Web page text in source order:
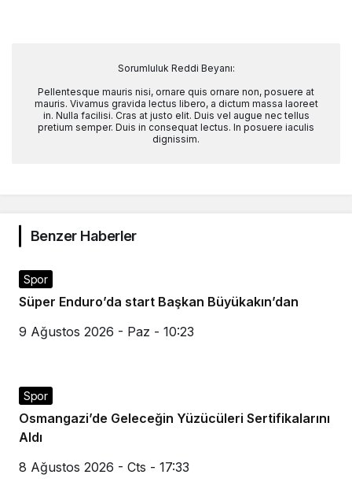
Sorumluluk Reddi Beyanı:
Pellentesque mauris nisi, ornare quis ornare non, posuere at
mauris. Vivamus gravida lectus libero, a dictum massa laoreet
in. Nulla facilisi. Cras at justo elit. Duis vel augue nec tellus
pretium semper. Duis in consequat lectus. In posuere iaculis
dignissim.
Benzer Haberler
Spor
Süper Enduro’da start Başkan Büyükakın’dan
9 Ağustos 2026 - Paz - 10:23
Spor
Osmangazi’de Geleceğin Yüzücüleri Sertifikalarını
Aldı
8 Ağustos 2026 - Cts - 17:33